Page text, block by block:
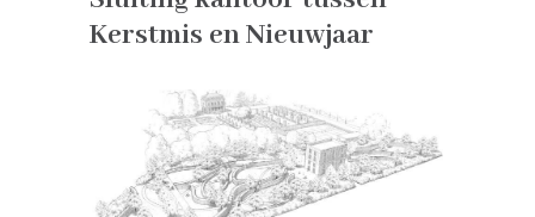
Kerstmis en Nieuwjaar